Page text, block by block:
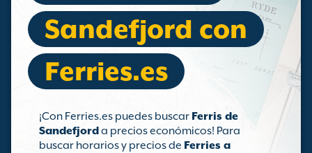
Sandefjord con
Ferries.es
¡Con Ferries.es puedes buscar Ferris de
Sandefjorda precios económicos! Para
buscar horarios y precios de Ferries a